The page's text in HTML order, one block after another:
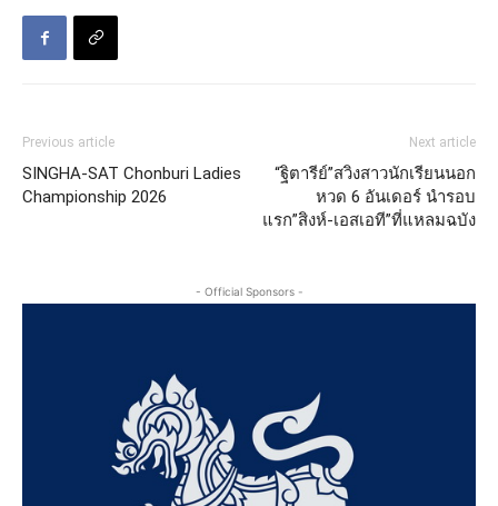
Previous article
SINGHA-SAT Chonburi Ladies
Championship 2026
Next article
“ฐิตารีย์”สวิงสาวนักเรียนนอก
หวด 6 อันเดอร์ นำรอบ
แรก”สิงห์-เอสเอที”ที่แหลมฉบัง
- Official Sponsors -